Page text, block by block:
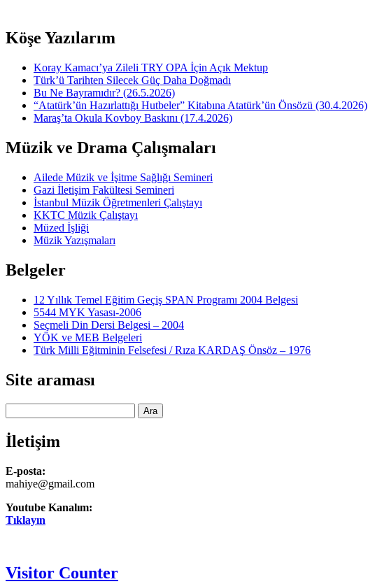
Köşe Yazılarım
Koray Kamacı’ya Zileli TRY OPA İçin Açık Mektup
Türk’ü Tarihten Silecek Güç Daha Doğmadı
Bu Ne Bayramıdır? (26.5.2026)
“Atatürk’ün Hazırlattığı Hutbeler” Kitabına Atatürk’ün Önsözü (30.4.2026)
Maraş’ta Okula Kovboy Baskını (17.4.2026)
Müzik ve Drama Çalışmaları
Ailede Müzik ve İşitme Sağlığı Semineri
Gazi İletişim Fakültesi Semineri
İstanbul Müzik Öğretmenleri Çalıştayı
KKTC Müzik Çalıştayı
Müzed İşliği
Müzik Yazışmaları
Belgeler
12 Yıllık Temel Eğitim Geçiş SPAN Programı 2004 Belgesi
5544 MYK Yasası-2006
Seçmeli Din Dersi Belgesi – 2004
YÖK ve MEB Belgeleri
Türk Milli Eğitminin Felsefesi / Rıza KARDAŞ Önsöz – 1976
Site araması
İletişim
E-posta:
mahiye@gmail.com
Youtube Kanalım:
Tıklayın
Visitor Counter